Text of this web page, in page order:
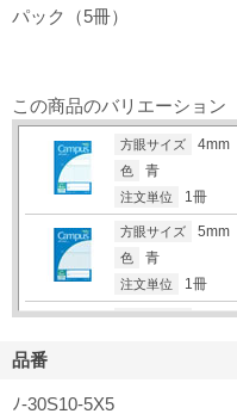
パック（5冊）
この商品のバリエーション
方眼サイズ 4mm
色 青
注文単位 1冊
方眼サイズ 5mm
色 青
注文単位 1冊
方眼サイズ 5mm
品番
ﾉ-30S10-5X5